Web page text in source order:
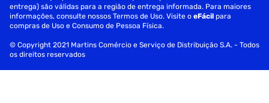
entrega) são válidas para a região de entrega informada. Para maiores
informações, consulte nossos Termos de Uso. Visite oeFácil para
compras de Uso e Consumo de Pessoa Física.
© Copyright 2021 Martins Comércio e Serviço de Distribuição S.A. - Todos
os direitos reservados